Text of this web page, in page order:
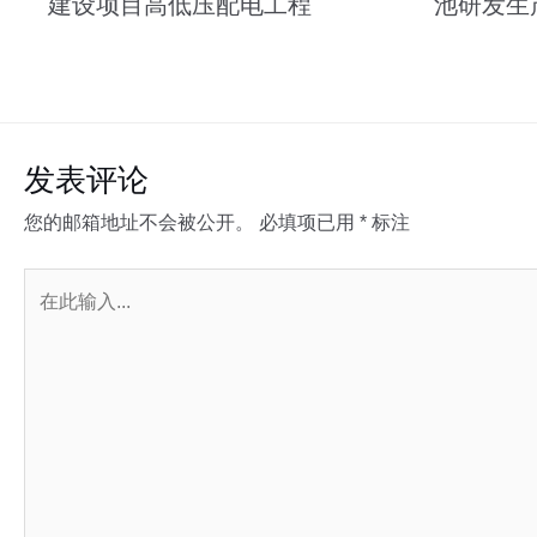
发表评论
您的邮箱地址不会被公开。 必填项已用 * 标注